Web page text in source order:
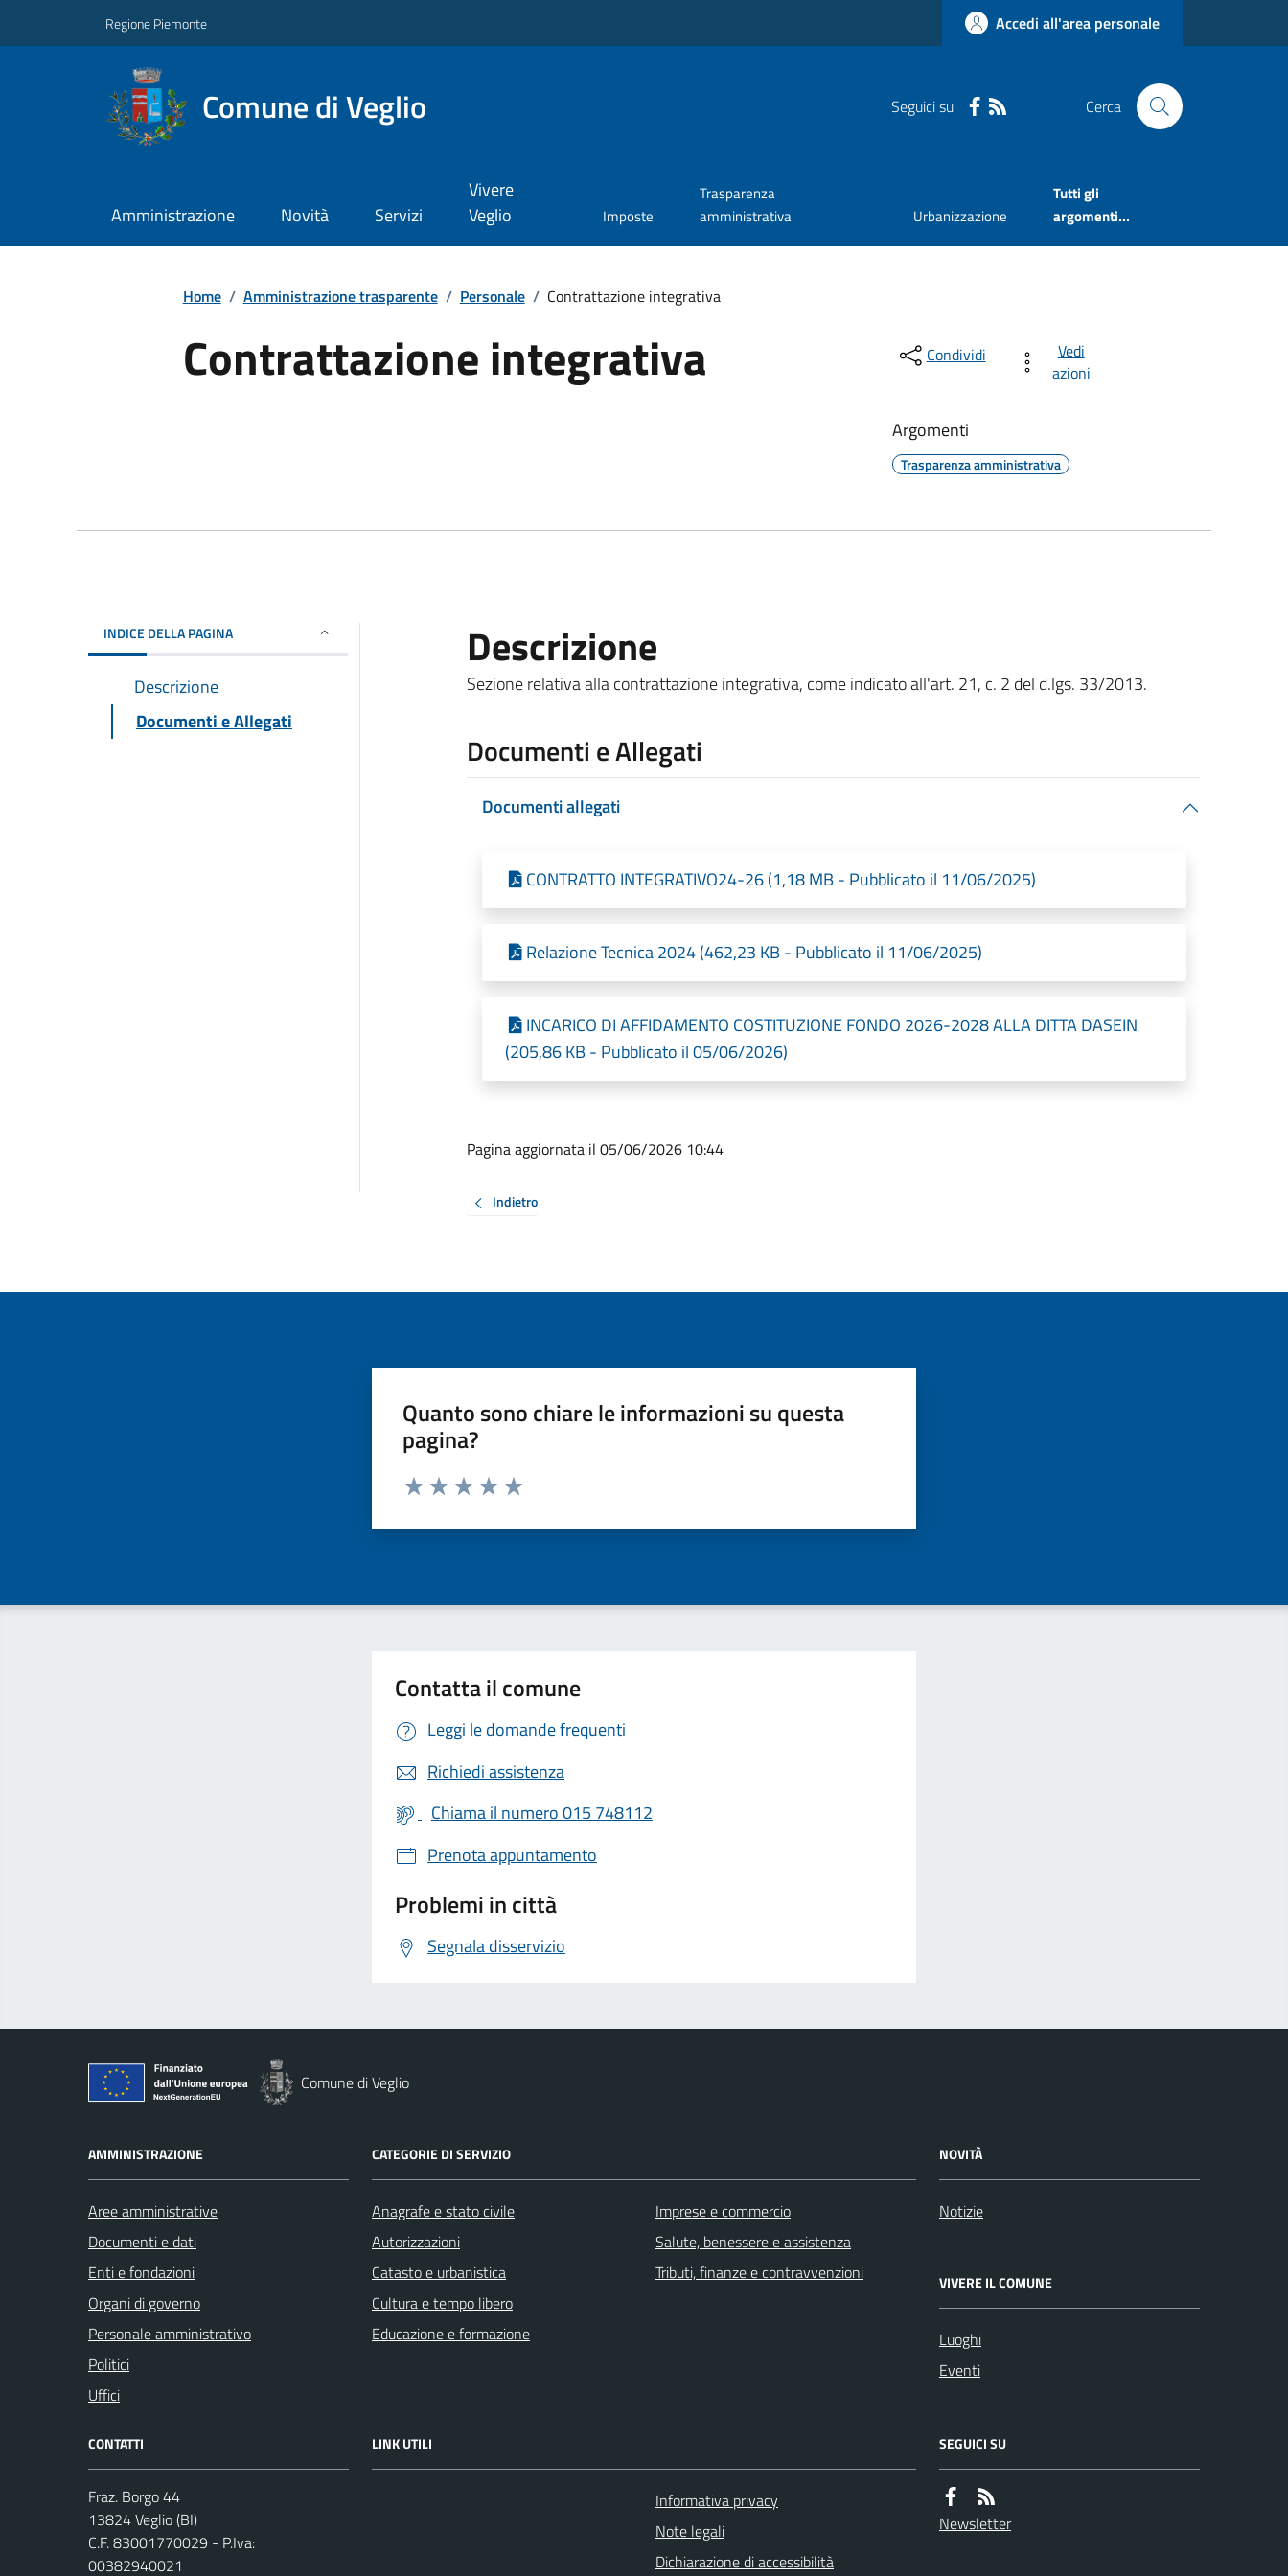
Regione Piemonte Accedi all'area personale
Comune di Veglio Seguici su Cerca
Amministrazione Novità Servizi
Vivere
Veglio
Imposte
Trasparenza
amministrativa
Urbanizzazione
Tutti gli
argomenti...
Home / Amministrazione trasparente / Personale / Contrattazione integrativa
Contrattazione integrativa Condividi
Vedi
azioni
Argomenti
Trasparenza amministrativa
INDICE DELLA PAGINA
Descrizione
Documenti e Allegati
Descrizione
Sezione relativa alla contrattazione integrativa, come indicato all'art. 21, c. 2 del d.lgs. 33/2013.
Documenti e Allegati
Documenti allegati
CONTRATTO INTEGRATIVO24-26 (1,18 MB - Pubblicato il 11/06/2025)
Relazione Tecnica 2024 (462,23 KB - Pubblicato il 11/06/2025)
INCARICO DI AFFIDAMENTO COSTITUZIONE FONDO 2026-2028 ALLA DITTA DASEIN
(205,86 KB - Pubblicato il 05/06/2026)
Pagina aggiornata il 05/06/2026 10:44
Indietro
Quanto sono chiare le informazioni su questa
pagina?
Valuta da 1 a 5 stelle la pagina
Contatta il comune
Leggi le domande frequenti
Richiedi assistenza
Chiama il numero 015 748112
Prenota appuntamento
Problemi in città
Segnala disservizio
Comune di Veglio
AMMINISTRAZIONE
Aree amministrative
Documenti e dati
Enti e fondazioni
Organi di governo
Personale amministrativo
Politici
Uffici
CATEGORIE DI SERVIZIO
Anagrafe e stato civile
Autorizzazioni
Catasto e urbanistica
Cultura e tempo libero
Educazione e formazione
Imprese e commercio
Salute, benessere e assistenza
Tributi, finanze e contravvenzioni
NOVITÀ
Notizie
VIVERE IL COMUNE
Luoghi
Eventi
CONTATTI
Fraz. Borgo 44
13824 Veglio (BI)
C.F. 83001770029 - P.Iva:
00382940021
LINK UTILI
Informativa privacy
Note legali
Dichiarazione di accessibilità
SEGUICI SU
Newsletter